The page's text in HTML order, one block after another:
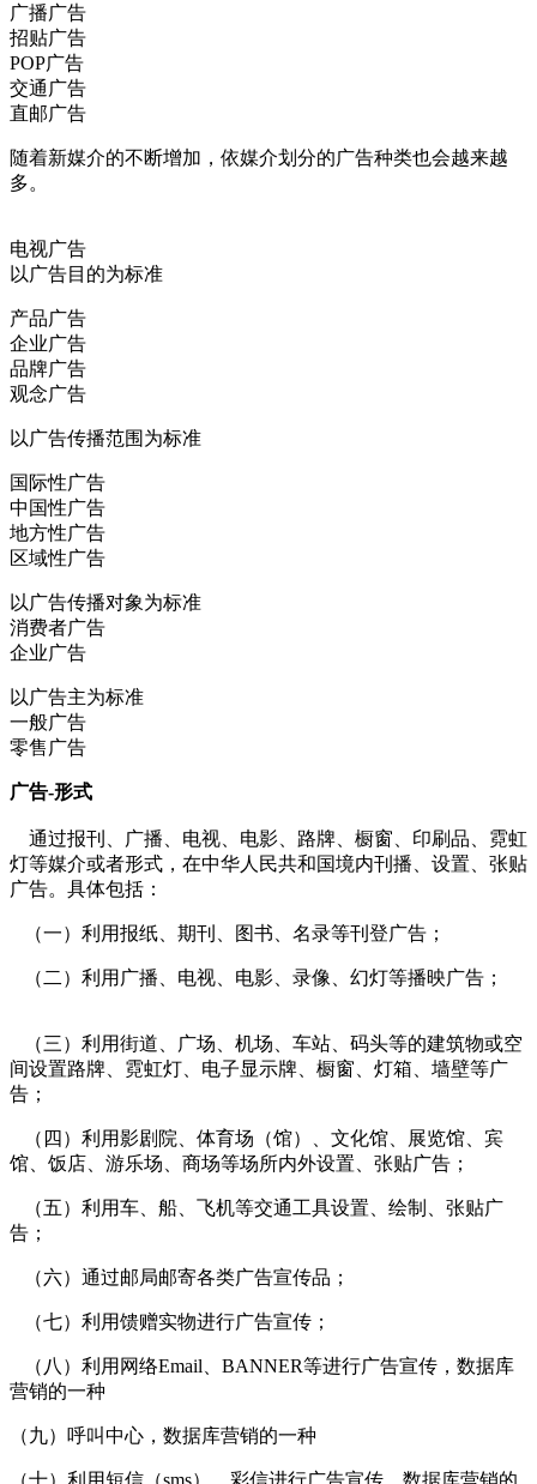
广播广告
招贴广告
POP广告
交通广告
直邮广告
随着新媒介的不断增加，依媒介划分的广告种类也会越来越
多。
电视广告
以广告目的为标准
产品广告
企业广告
品牌广告
观念广告
以广告传播范围为标准
国际性广告
中国性广告
地方性广告
区域性广告
以广告传播对象为标准
消费者广告
企业广告
以广告主为标准
一般广告
零售广告
广告-形式
通过报刊、广播、电视、电影、路牌、橱窗、印刷品、霓虹
灯等媒介或者形式，在中华人民共和国境内刊播、设置、张贴
广告。具体包括：
（一）利用报纸、期刊、图书、名录等刊登广告；
（二）利用广播、电视、电影、录像、幻灯等播映广告；
（三）利用街道、广场、机场、车站、码头等的建筑物或空
间设置路牌、霓虹灯、电子显示牌、橱窗、灯箱、墙壁等广
告；
（四）利用影剧院、体育场（馆）、文化馆、展览馆、宾
馆、饭店、游乐场、商场等场所内外设置、张贴广告；
（五）利用车、船、飞机等交通工具设置、绘制、张贴广
告；
（六）通过邮局邮寄各类广告宣传品；
（七）利用馈赠实物进行广告宣传；
（八）利用网络Email、BANNER等进行广告宣传，数据库
营销的一种
（九）呼叫中心，数据库营销的一种
（十）利用短信（sms）、彩信进行广告宣传，数据库营销的